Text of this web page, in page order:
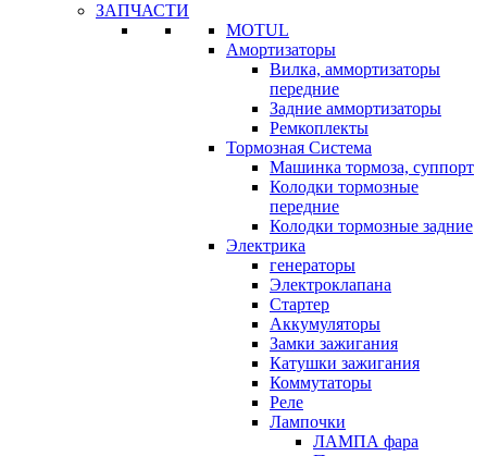
ЗАПЧАСТИ
MOTUL
Амортизаторы
Вилка, аммортизаторы
передние
Задние аммортизаторы
Ремкоплекты
Тормозная Система
Машинка тормоза, суппорт
Колодки тормозные
передние
Колодки тормозные задние
Электрика
генераторы
Электроклапана
Стартер
Аккумуляторы
Замки зажигания
Катушки зажигания
Коммутаторы
Реле
Лампочки
ЛАМПА фара